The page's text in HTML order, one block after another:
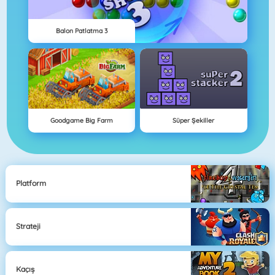
Balon Patlatma 3
Goodgame Big Farm Süper Şekiller
Platform
Strateji
Kaçış